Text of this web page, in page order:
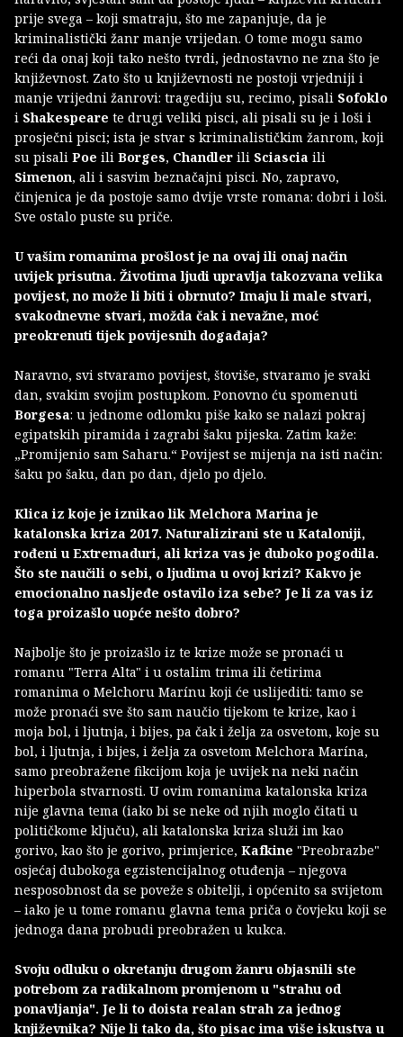
prije svega – koji smatraju, što me zapanjuje, da je
kriminalistički žanr manje vrijedan. O tome mogu samo
reći da onaj koji tako nešto tvrdi, jednostavno ne zna što je
književnost. Zato što u književnosti ne postoji vrjedniji i
manje vrijedni žanrovi: tragediju su, recimo, pisali Sofoklo
i Shakespeare te drugi veliki pisci, ali pisali su je i loši i
prosječni pisci; ista je stvar s kriminalističkim žanrom, koji
su pisali Poe ili Borges, Chandler ili Sciascia ili
Simenon, ali i sasvim beznačajni pisci. No, zapravo,
činjenica je da postoje samo dvije vrste romana: dobri i loši.
Sve ostalo puste su priče.
U vašim romanima prošlost je na ovaj ili onaj način
uvijek prisutna. Životima ljudi upravlja takozvana velika
povijest, no može li biti i obrnuto? Imaju li male stvari,
svakodnevne stvari, možda čak i nevažne, moć
preokrenuti tijek povijesnih događaja?
Naravno, svi stvaramo povijest, štoviše, stvaramo je svaki
dan, svakim svojim postupkom. Ponovno ću spomenuti
Borgesa: u jednome odlomku piše kako se nalazi pokraj
egipatskih piramida i zagrabi šaku pijeska. Zatim kaže:
„Promijenio sam Saharu.“ Povijest se mijenja na isti način:
šaku po šaku, dan po dan, djelo po djelo.
Klica iz koje je iznikao lik Melchora Marina je
katalonska kriza 2017. Naturalizirani ste u Kataloniji,
rođeni u Extremaduri, ali kriza vas je duboko pogodila.
Što ste naučili o sebi, o ljudima u ovoj krizi? Kakvo je
emocionalno nasljeđe ostavilo iza sebe? Je li za vas iz
toga proizašlo uopće nešto dobro?
Najbolje što je proizašlo iz te krize može se pronaći u
romanu "Terra Alta" i u ostalim trima ili četirima
romanima o Melchoru Marínu koji će uslijediti: tamo se
može pronaći sve što sam naučio tijekom te krize, kao i
moja bol, i ljutnja, i bijes, pa čak i želja za osvetom, koje su
bol, i ljutnja, i bijes, i želja za osvetom Melchora Marína,
samo preobražene fikcijom koja je uvijek na neki način
hiperbola stvarnosti. U ovim romanima katalonska kriza
nije glavna tema (iako bi se neke od njih moglo čitati u
političkome ključu), ali katalonska kriza služi im kao
gorivo, kao što je gorivo, primjerice, Kafkine "Preobrazbe"
osjećaj dubokoga egzistencijalnog otuđenja – njegova
nesposobnost da se poveže s obitelji, i općenito sa svijetom
– iako je u tome romanu glavna tema priča o čovjeku koji se
jednoga dana probudi preobražen u kukca.
Svoju odluku o okretanju drugom žanru objasnili ste
potrebom za radikalnom promjenom u "strahu od
ponavljanja". Je li to doista realan strah za jednog
književnika? Nije li tako da, što pisac ima više iskustva u